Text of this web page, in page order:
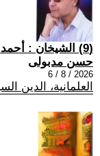
(9) الشيخان : أحمد الشرع ونعيم قاسم
حسن مدبولى
2026 / 8 / 6
العلمانية، الدين